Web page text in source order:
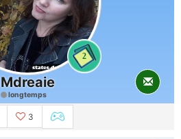
2
Mdreaie
longtemps
3